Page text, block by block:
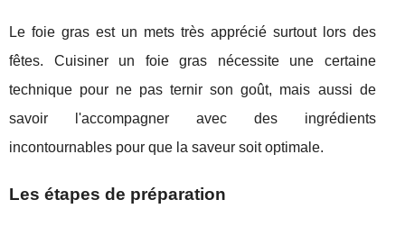
Le foie gras est un mets très apprécié surtout lors des
fêtes. Cuisiner un foie gras nécessite une certaine
technique pour ne pas ternir son goût, mais aussi de
savoir l'accompagner avec des ingrédients
incontournables pour que la saveur soit optimale.
Les étapes de préparation